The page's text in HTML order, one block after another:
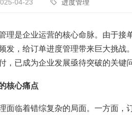
大宗贸易
IC贸易行业
项目型接单
工贸一体型
销
成
财
研
机械制造
04-23 进度管理
理是企业运营的核心命脉。由于接
发，给订单进度管理带来巨大挑战
，已成为企业发展亟待突破的关键
核心痛点
面临着错综复杂的局面。一方面，